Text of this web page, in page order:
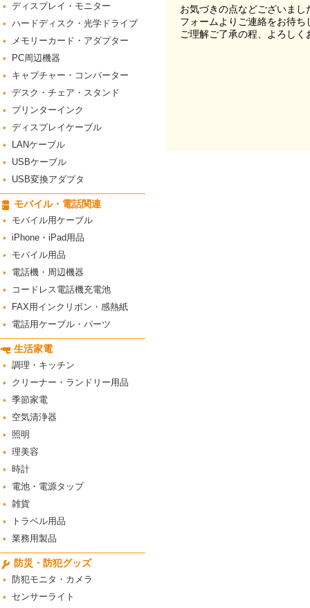
お気づきの点などございま
フォームよりご連絡をお待ち
ご理解ご了承の程、よろし
ディスプレイ・モニター
ハードディスク・光学ドライブ
メモリーカード・アダプター
PC周辺機器
キャプチャー・コンバーター
デスク・チェア・スタンド
プリンターインク
ディスプレイケーブル
LANケーブル
USBケーブル
USB変換アダプタ
モバイル・電話関連
モバイル用ケーブル
iPhone・iPad用品
モバイル用品
電話機・周辺機器
コードレス電話機充電池
FAX用インクリボン・感熱紙
電話用ケーブル・パーツ
生活家電
調理・キッチン
クリーナー・ランドリー用品
季節家電
空気清浄器
照明
理美容
時計
電池・電源タップ
雑貨
トラベル用品
業務用製品
防災・防犯グッズ
防犯モニタ・カメラ
センサーライト